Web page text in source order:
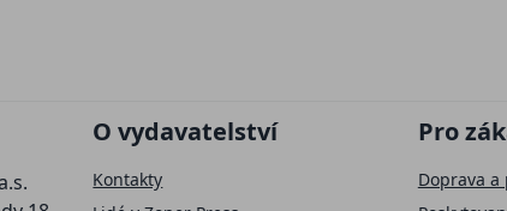
O vydavatelství
Kontakty
Pro
Doprava a